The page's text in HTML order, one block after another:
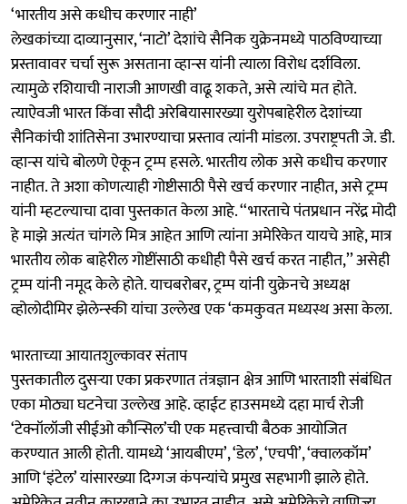
‘भारतीय असे कधीच करणार नाही’
लेखकांच्या दाव्यानुसार, ‘नाटो’ देशांचे सैनिक युक्रेनमध्ये पाठविण्याच्या
प्रस्तावावर चर्चा सुरू असताना व्हान्स यांनी त्याला विरोध दर्शविला.
त्यामुळे रशियाची नाराजी आणखी वाढू शकते, असे त्यांचे मत होते.
त्याऐवजी भारत किंवा सौदी अरेबियासारख्या युरोपबाहेरील देशांच्या
सैनिकांची शांतिसेना उभारण्याचा प्रस्ताव त्यांनी मांडला. उपराष्ट्रपती जे. डी.
व्हान्स यांचे बोलणे ऐकून ट्रम्प हसले. भारतीय लोक असे कधीच करणार
नाहीत. ते अशा कोणत्याही गोष्टीसाठी पैसे खर्च करणार नाहीत, असे ट्रम्प
यांनी म्हटल्याचा दावा पुस्तकात केला आहे. ‘‘भारताचे पंतप्रधान नरेंद्र मोदी
हे माझे अत्यंत चांगले मित्र आहेत आणि त्यांना अमेरिकेत यायचे आहे, मात्र
भारतीय लोक बाहेरील गोष्टींसाठी कधीही पैसे खर्च करत नाहीत,’’ असेही
ट्रम्प यांनी नमूद केले होते. याचबरोबर, ट्रम्प यांनी युक्रेनचे अध्यक्ष
व्होलोदीमिर झेलेन्स्की यांचा उल्लेख एक ‘कमकुवत मध्यस्थ असा केला.
भारताच्या आयातशुल्कावर संताप
पुस्तकातील दुसऱ्या एका प्रकरणात तंत्रज्ञान क्षेत्र आणि भारताशी संबंधित
एका मोठ्या घटनेचा उल्लेख आहे. व्हाईट हाउसमध्ये दहा मार्च रोजी
‘टेक्नॉलॉजी सीईओ कौन्सिल’ची एक महत्त्वाची बैठक आयोजित
करण्यात आली होती. यामध्ये ‘आयबीएम’, ‘डेल’, ‘एचपी’, ‘क्वालकॉम’
आणि ‘इंटेल’ यांसारख्या दिग्गज कंपन्यांचे प्रमुख सहभागी झाले होते.